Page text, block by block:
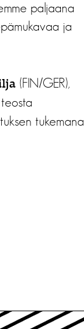
paljaana
ja
(FIN/GER),
teosta
tukemana.